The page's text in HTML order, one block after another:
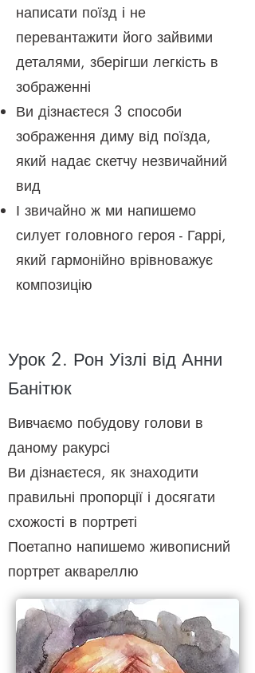
написати поїзд і не
перевантажити його зайвими
деталями, зберігши легкість в
зображенні
Ви дізнаєтеся 3 способи
зображення диму від поїзда,
який надає скетчу незвичайний
вид
І звичайно ж ми напишемо
силует головного героя - Гаррі,
який гармонійно врівноважує
композицію
Урок 2. Рон Уізлі від Анни
Банітюк
Вивчаємо побудову голови в
даному ракурсі
Ви дізнаєтеся, як знаходити
правильні пропорції і досягати
схожості в портреті
Поетапно напишемо живописний
портрет аквареллю